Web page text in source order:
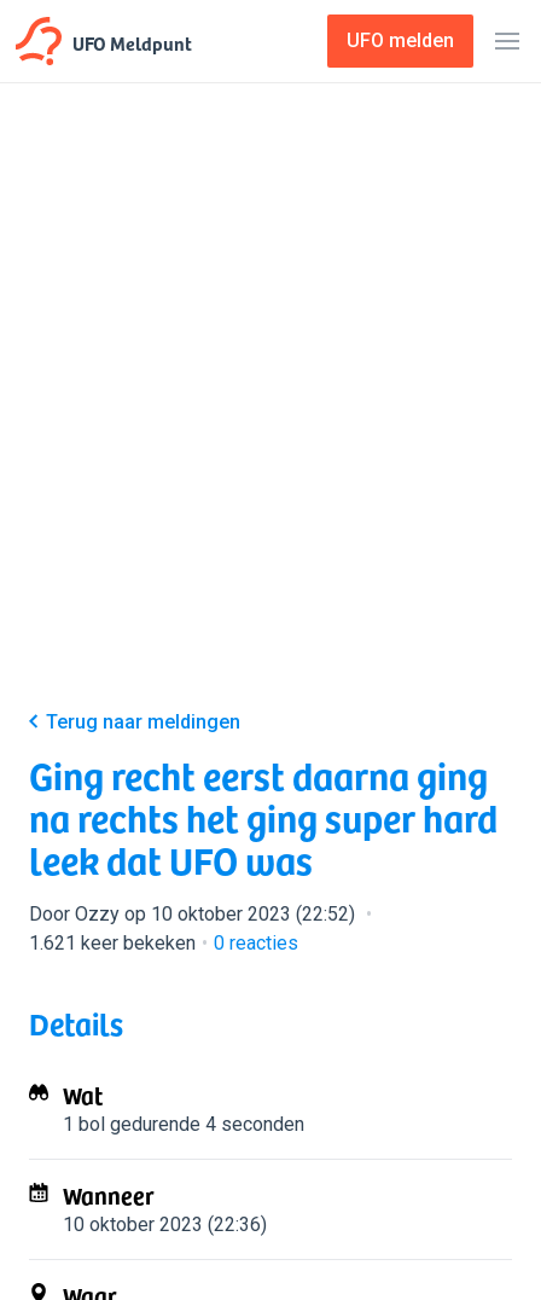
UFO Meldpunt UFO melden
Terug naar meldingen
Ging recht eerst daarna ging
na rechts het ging super hard
leek dat UFO was
Door Ozzy op 10 oktober 2023 (22:52)
1.621 keer bekeken
0 reacties
Details
Wat
1 bol gedurende 4 seconden
Wanneer
10 oktober 2023 (22:36)